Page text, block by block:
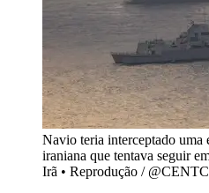
Navio teria interceptado uma
iraniana que tentava seguir
Irã • Reprodução /